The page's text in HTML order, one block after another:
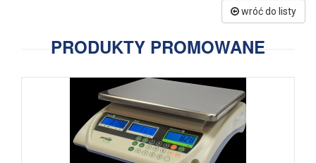
wróć do listy
PRODUKTY PROMOWANE